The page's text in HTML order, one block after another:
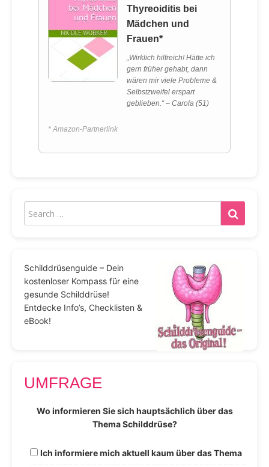
Thyreoiditis bei
Mädchen und
Frauen*
„Wirklich hilfreich! Hätte ich
gern früher gehabt, dann
wären mir viele Probleme &
Selbstzweifel erspart
geblieben.“ – Carola (51)
* Amazon-Partnerlink
Schilddrüsenguide – Dein
kostenloser Kompass für eine
gesunde Schilddrüse!
Entdecke Info’s, Checklisten &
eBook!
UMFRAGE
Wo informieren Sie sich hauptsächlich über das
Thema Schilddrüse?
Ich informiere mich aktuell kaum über das Thema